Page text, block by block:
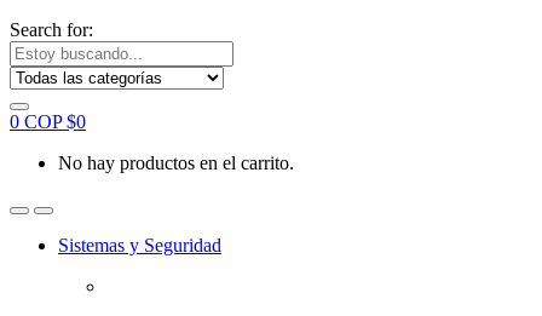
Search for:
0 COP $0
No hay productos en el carrito.
Sistemas y Seguridad